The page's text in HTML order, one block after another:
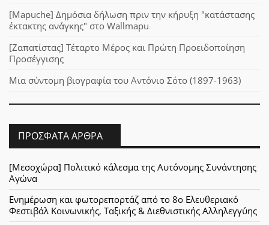
[Mapuche] Δημόσια δήλωση πριν την κήρυξη "κατάστασης
έκτακτης ανάγκης" στο Wallmapu
[Ζαπατίστας] Τέταρτο Μέρος και Πρώτη Προειδοποίηση
Προσέγγισης
Μια σύντομη βιογραφία του Αντόνιο Σότο (1897-1963)
ΠΡΌΣΦΑΤΑ ΆΡΘΡΑ
[Μεσοχώρα] Πολιτικό κάλεσμα της Αυτόνομης Συνάντησης
Αγώνα
Ενημέρωση και φωτορεπορτάζ από το 8ο Ελευθεριακό
Φεστιβάλ Κοινωνικής, Ταξικής & Διεθνιστικής Αλληλεγγύης